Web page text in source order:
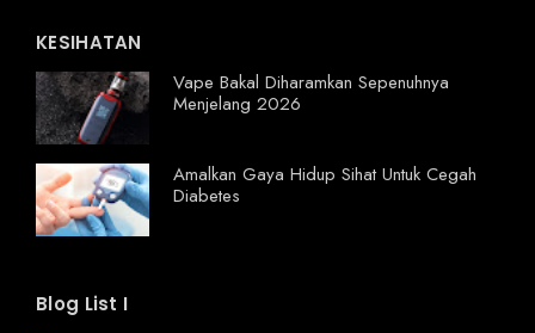
KESIHATAN
Vape Bakal Diharamkan Sepenuhnya
Menjelang 2026
Amalkan Gaya Hidup Sihat Untuk Cegah
Diabetes
Blog List I